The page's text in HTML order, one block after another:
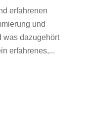
erfahrenen
und
was dazugehört
erfahrenes,...